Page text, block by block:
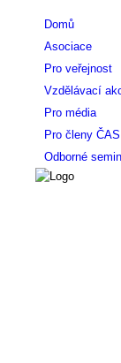
Domů
Asociace
Pro veřejnost
Vzdělávací
Pro média
Pro členy
Odborné